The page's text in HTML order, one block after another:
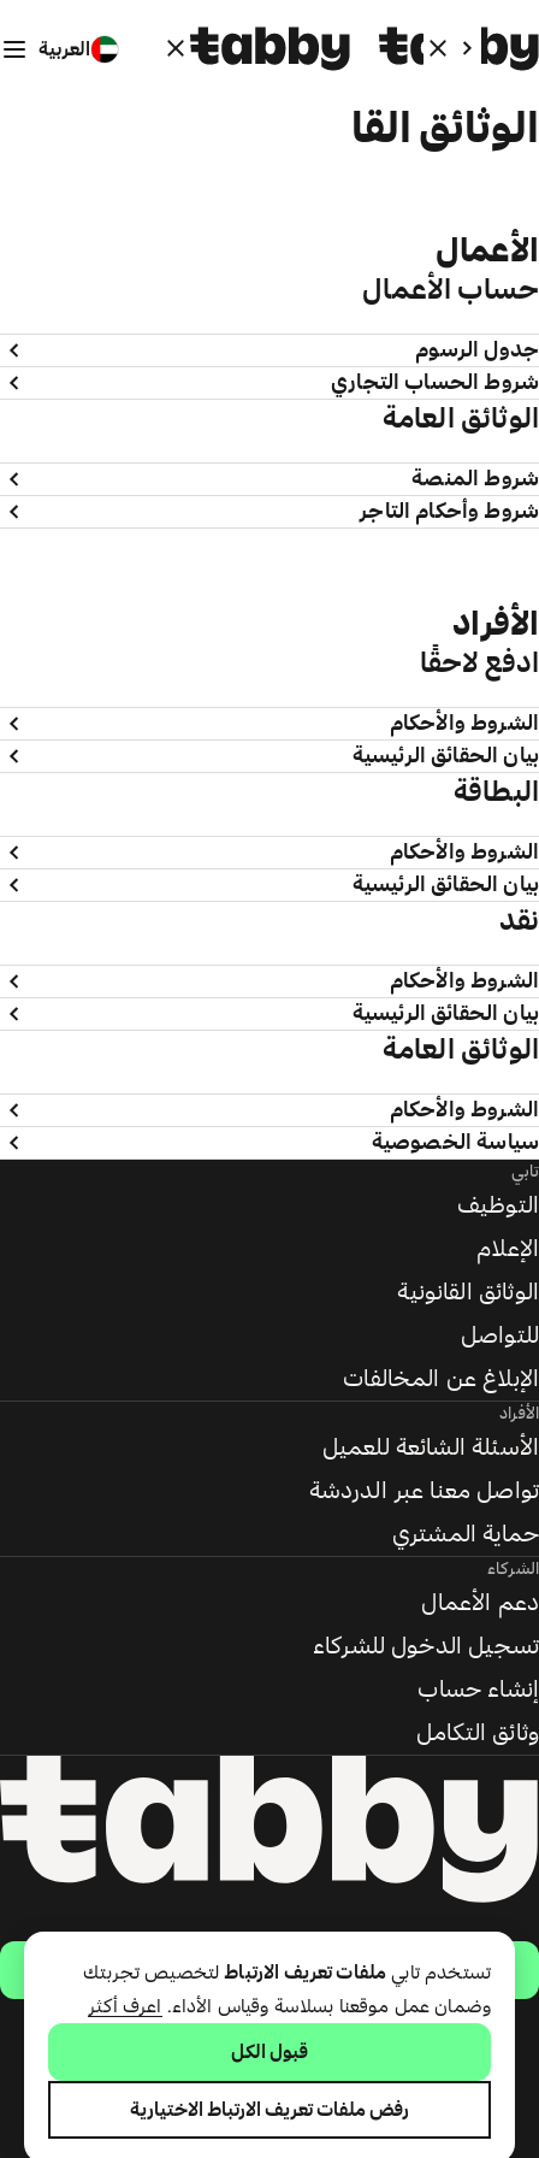
العربية
الوثائق القانونية
الأعمال
حساب الأعمال
جدول الرسوم
شروط الحساب التجاري
الوثائق العامة
شروط المنصة
شروط وأحكام التاجر
الأفراد
ادفع لاحقًا
الشروط والأحكام
بيان الحقائق الرئيسية
البطاقة
الشروط والأحكام
بيان الحقائق الرئيسية
نقد
الشروط والأحكام
بيان الحقائق الرئيسية
الوثائق العامة
الشروط والأحكام
سياسة الخصوصية
حمّل التطبيق
تقدّم شركة تابي ذ.م.م خدمة الدفع
ذ.م.م المرخصة من مصرف الإمارات
العربية المتحدة المركزي خدمات تابي
تابي
التوظيف
الإعلام
الوثائق القانونية
للتواصل
الإبلاغ عن المخالفات
الأفراد
الأسئلة الشائعة للعميل
تواصل معنا عبر الدردشة
حماية المشتري
الشركاء
دعم الأعمال
تسجيل الدخول للشركاء
إنشاء حساب
وثائق التكامل
تستخدم تابي ملفات تعريف الارتباطلتخصيص تجربتك
وضمان عمل موقعنا بسلاسة وقياس الأداء.
اعرف أكثر
قبول الكل
رفض ملفات تعريف الارتباط الاختيارية